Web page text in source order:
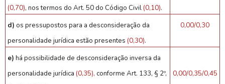
(0,70), nos termos do Art. 50 do Código Civil(0,10).
d) os pressupostos para a desconsideração da
personalidade jurídica estão presentes (0,30).
0,00/0,30
e) há possibilidade de desconsideração inversa da
personalidade jurídica(0,35), conforme Art. 133, § 2º,
0,00/0,35/0,45